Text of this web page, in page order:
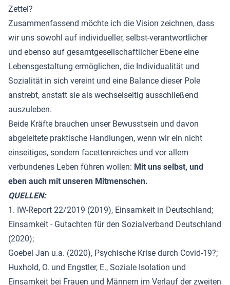
Zettel?
Zusammenfassend möchte ich die Vision zeichnen, dass
wir uns sowohl auf individueller, selbst-verantwortlicher
und ebenso auf gesamtgesellschaftlicher Ebene eine
Lebensgestaltung ermöglichen, die Individualität und
Sozialität in sich vereint und eine Balance dieser Pole
anstrebt, anstatt sie als wechselseitig ausschließend
auszuleben.
Beide Kräfte brauchen unser Bewusstsein und davon
abgeleitete praktische Handlungen, wenn wir ein nicht
einseitiges, sondern facettenreiches und vor allem
verbundenes Leben führen wollen: Mit uns selbst, und
eben auch mit unseren Mitmenschen.
QUELLEN:
1. IW-Report 22/2019 (2019), Einsamkeit in Deutschland;
Einsamkeit - Gutachten für den Sozialverband Deutschland
(2020);
Goebel Jan u.a. (2020), Psychische Krise durch Covid-19?;
Huxhold, O. und Engstler, E., Soziale Isolation und
Einsamkeit bei Frauen und Männern im Verlauf der zweiten